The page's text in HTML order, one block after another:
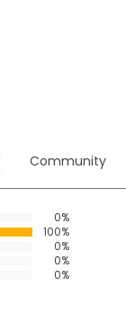
Community
0%
100%
0%
0%
0%